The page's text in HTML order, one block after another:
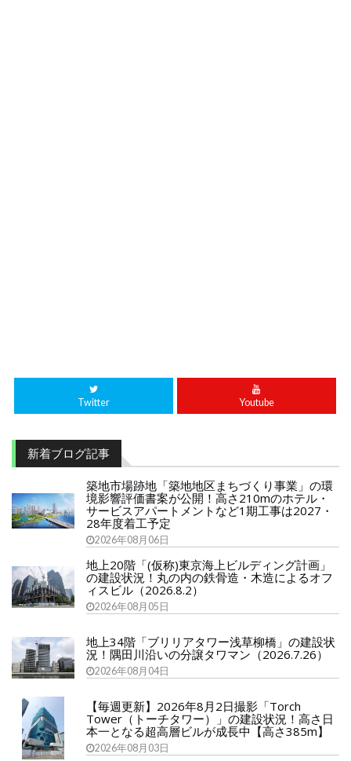
Twitter Youtube
新着ブログ記事
築地市場跡地「築地地区まちづくり事業」の環
境影響評価書案が公開！高さ210mのホテル・
サービスアパートメントなど1期工事は2027・
28年度着工予定
2026年08月06日
地上20階「(仮称)東京海上ビルディング計画」
の建設状況！丸の内の鉄骨造・木造によるオフ
ィスビル（2026.8.2）
2026年08月05日
地上34階「ブリリアタワー浅草柳橋」の建設状
況！隅田川沿いの分譲タワマン（2026.7.26）
2026年08月04日
【毎週更新】2026年8月2日撮影「Torch
Tower（トーチタワー）」の建設状況！高さ日
本一となる超高層ビルが成長中【高さ385m】
2026年08月03日